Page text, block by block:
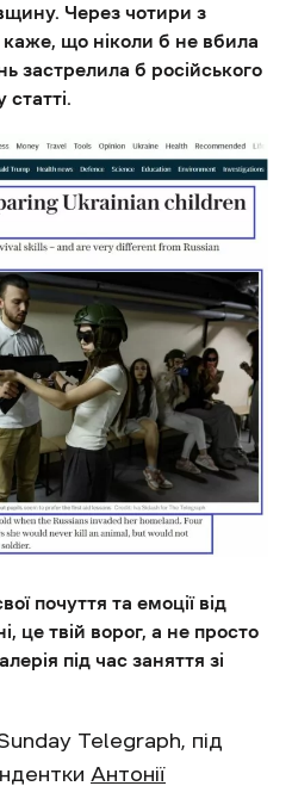
Через чотири з
що ніколи б не вбила
застрелила б російського
почуття та емоції від
це твій ворог, а не просто
під час заняття зі
Telegraph, під
Антонії